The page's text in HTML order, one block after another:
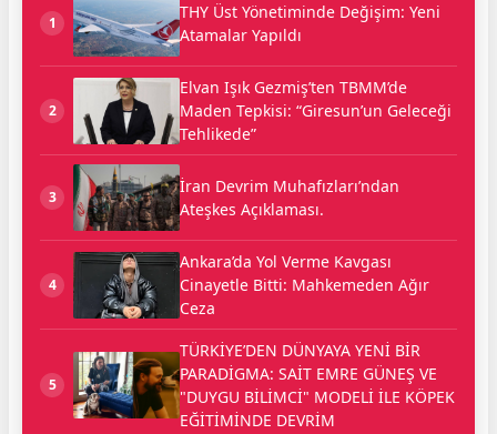
1
THY Üst Yönetiminde Değişim: Yeni
Atamalar Yapıldı
2
Elvan Işık Gezmiş’ten TBMM’de
Maden Tepkisi: “Giresun’un Geleceği
Tehlikede”
3
İran Devrim Muhafızları’ndan
Ateşkes Açıklaması.
4
Ankara’da Yol Verme Kavgası
Cinayetle Bitti: Mahkemeden Ağır
Ceza
5
TÜRKİYE’DEN DÜNYAYA YENİ BİR
PARADİGMA: SAİT EMRE GÜNEŞ VE
"DUYGU BİLİMCİ" MODELİ İLE KÖPEK
EĞİTİMİNDE DEVRİM